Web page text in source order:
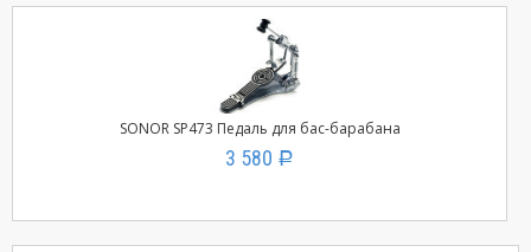
SONOR SP473 Педаль для бас-барабана
3 580 Р